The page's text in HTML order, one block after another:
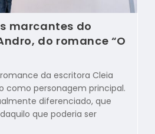
marcantes do
do romance “O
da escritora Cleia
como personagem principal.
diferenciado, que
que poderia ser